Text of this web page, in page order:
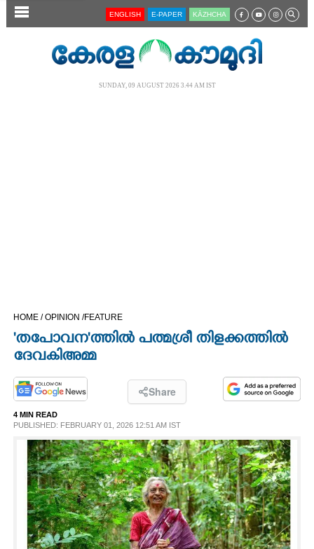
SECTIONS
LIFESTYLE
SPIRITUAL
INFO+
ENGLISH E-PAPER KĀZHCHA
SUNDAY, 09 AUGUST 2026 3.44 AM IST
HOME /OPINION /FEATURE
'തപോവന'ത്തിൽ പത്മശ്രീ തിളക്കത്തിൽ
ദേവകിഅമ്മ
Share
4 MIN READ
PUBLISHED: FEBRUARY 01, 2026 12:51 AM IST